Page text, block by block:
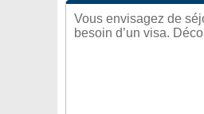
Vous envisagez de
besoin d’un visa.